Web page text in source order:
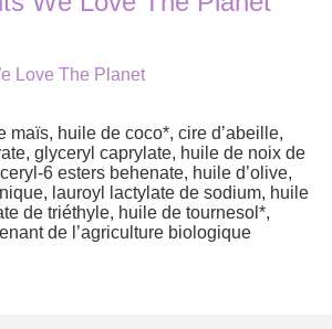
Love The Planet
maïs, huile de coco*, cire d’abeille,
glyceryl caprylate, huile de noix de
6 esters behenate, huile d’olive,
lauroyl lactylate de sodium, huile
de triéthyle, huile de tournesol*,
de l’agriculture biologique